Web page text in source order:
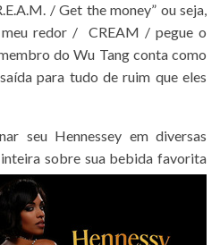
/ Get the money” ou seja,
meu redor / CREAM / pegue o
do Wu Tang conta como
para tudo de ruim que eles
seu Hennessey em diversas
sobre sua bebida favorita